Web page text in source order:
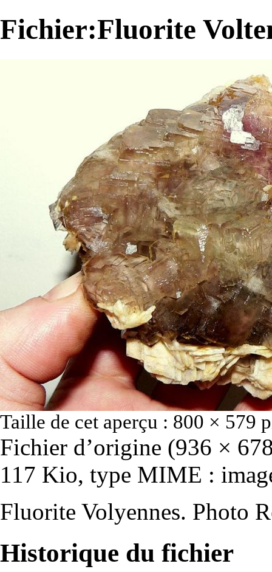
Fichier:Fluorite
Taille de cet aperçu : 800 × 579
Fichier d’origine (936 ×
117 Kio, type MIME :
Fluorite Volyennes. Photo
Historique du fichier